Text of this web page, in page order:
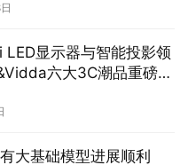
LED显示器与智能投影领
六大3C潮品重磅发
大基础模型进展顺利